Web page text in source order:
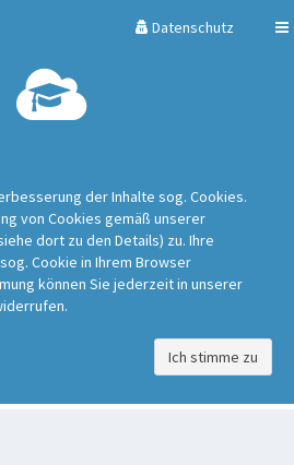
der Inhalte sog. Cookies.
von Cookies gemäß unserer
dort zu den Details) zu. Ihre
Cookie in Ihrem Browser
können Sie jederzeit in unserer
Ich stimme zu
Datenschutz